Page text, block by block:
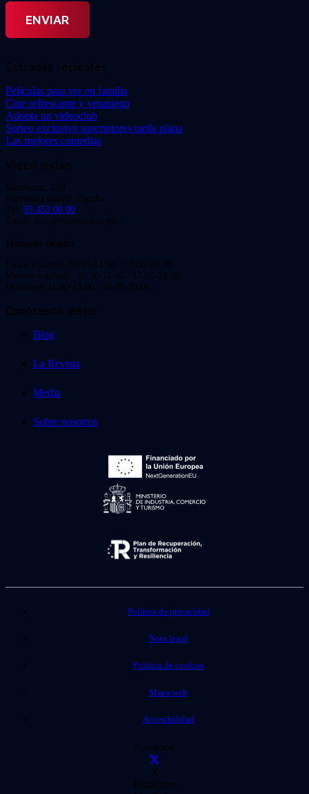
Entradas recientes
Películas para ver en familia
Cine refrescante y veraniego
Adopta un videoclub
Sorteo exclusivo suscriptores tarifa plana
Las mejores comedias
Video Instan
Viladomat, 239
Barcelona 08029. España.
Tel: 93 453 00 00
Email: info@videoinstan.net
Horario tienda
Lunes a jueves: 10:30-14:00 / 17:00-20:00
Viernes y sábado: 10:30-14:00 / 17:00-21:00
Domingo: 11:00-15:00 / 16:00-20:00
Conócenos mejor
Blog
La Revista
Media
Sobre nosotros
Política de privacidad
Nota legal
Política de cookies
Mapa web
Accesibilidad
Facebook
X
Instagram